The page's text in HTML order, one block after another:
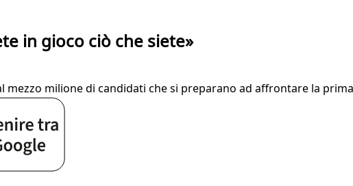
in gioco ciò che siete»
mezzo milione di candidati che si preparano ad affrontare la